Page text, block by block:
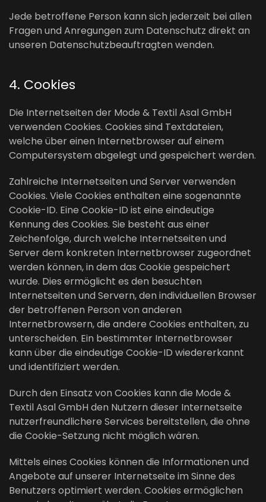
Jede betroffene Person kann sich jederzeit bei allen
Fragen und Anregungen zum Datenschutz direkt an
unseren Datenschutzbeauftragten wenden.
4. Cookies
Die Internetseiten der Mode & Textil Asal GmbH
verwenden Cookies. Cookies sind Textdateien,
welche über einen Internetbrowser auf einem
Computersystem abgelegt und gespeichert werden.
Zahlreiche Internetseiten und Server verwenden
Cookies. Viele Cookies enthalten eine sogenannte
Cookie-ID. Eine Cookie-ID ist eine eindeutige
Kennung des Cookies. Sie besteht aus einer
Zeichenfolge, durch welche Internetseiten und
Server dem konkreten Internetbrowser zugeordnet
werden können, in dem das Cookie gespeichert
wurde. Dies ermöglicht es den besuchten
Internetseiten und Servern, den individuellen Browser
der betroffenen Person von anderen
Internetbrowsern, die andere Cookies enthalten, zu
unterscheiden. Ein bestimmter Internetbrowser
kann über die eindeutige Cookie-ID wiedererkannt
und identifiziert werden.
Durch den Einsatz von Cookies kann die Mode &
Textil Asal GmbH den Nutzern dieser Internetseite
nutzerfreundlichere Services bereitstellen, die ohne
die Cookie-Setzung nicht möglich wären.
Mittels eines Cookies können die Informationen und
Angebote auf unserer Internetseite im Sinne des
Benutzers optimiert werden. Cookies ermöglichen